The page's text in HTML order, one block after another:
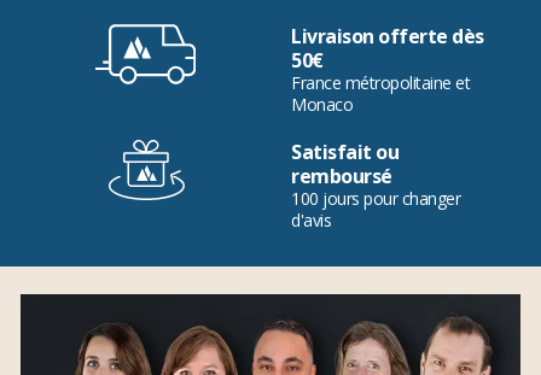
Livraison offerte dès
50€
France métropolitaine et
Monaco
Satisfait ou
remboursé
100 jours pour changer
d'avis